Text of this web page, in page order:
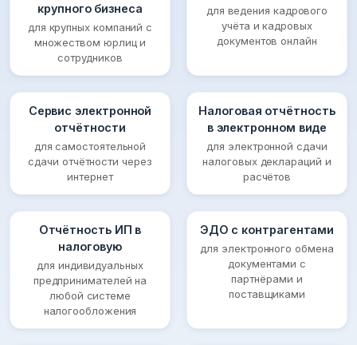
крупного бизнеса
для крупных компаний с
множеством юрлиц и
сотрудников
для ведения кадрового
учёта и кадровых
документов онлайн
Сервис электронной
отчётности
для самостоятельной
сдачи отчётности через
интернет
Налоговая отчётность
в электронном виде
для электронной сдачи
налоговых деклараций и
расчётов
Отчётность ИП в
налоговую
для индивидуальных
предпринимателей на
любой системе
налогообложения
ЭДО с контрагентами
для электронного обмена
документами с
партнёрами и
поставщиками